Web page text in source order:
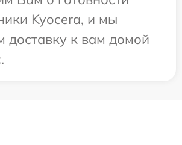
Kyocera, и мы
доставку к вам домой